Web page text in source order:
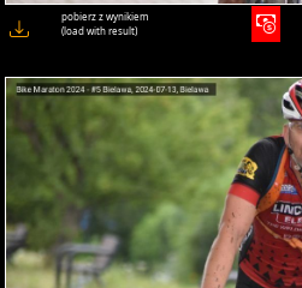
pobierz z wynikiem
(load with result)